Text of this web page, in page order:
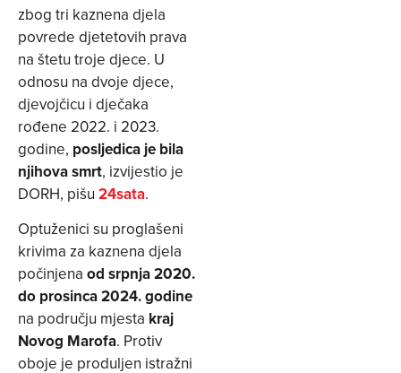
zbog tri kaznena djela
povrede djetetovih prava
na štetu troje djece. U
odnosu na dvoje djece,
djevojčicu i dječaka
rođene 2022. i 2023.
godine, posljedica je bila
njihova smrt, izvijestio je
DORH, pišu 24sata.
Optuženici su proglašeni
krivima za kaznena djela
počinjena od srpnja 2020.
do prosinca 2024. godine
na području mjesta kraj
Novog Marofa. Protiv
oboje je produljen istražni